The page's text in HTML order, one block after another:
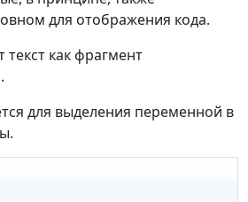
для отображения кода.
текст как фрагмент
для выделения переменной в